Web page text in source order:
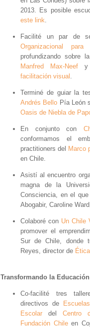
2013. Es posible
este link
Facilité un par de
Organizacional para
profundizando sobre
Manfred Max-Neef y
facilitación visual
Terminé de guiar la
Andrés Bello Pía León
Oasis de Niebla de
En conjunto con
conformamos el
practitioners del Marco
en Chile.
Asistí al encuentro
magna de la
Consciencia, en el
Abogabir, Caroline
Colaboré con Un Chile
promover el
Sur de Chile, donde
Reyes, director de
Transformando la Educación
Co-facilité tres
directivos de
Escolar del Centro
Fundación Chileen